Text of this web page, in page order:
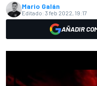
Mario Galán
Editado: 3 feb 2022, 19:17
AÑADIR